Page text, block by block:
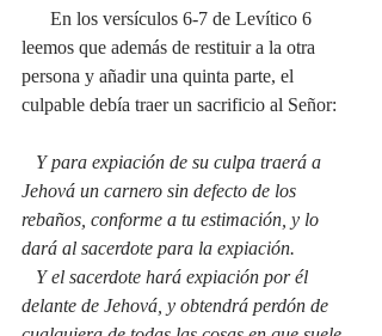
leemos que además de restituir a la otra
persona y añadir una quinta parte, el
culpable debía traer un sacrificio al Señor:
Jehová un carnero sin defecto de los
rebaños, conforme a tu estimación, y lo
dará al sacerdote para la expiación.
delante de Jehová, y obtendrá perdón de